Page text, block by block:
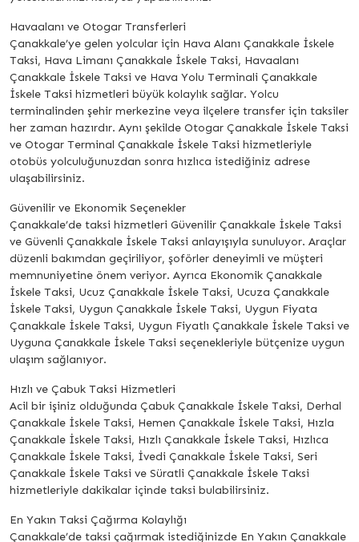
Havaalanı ve Otogar Transferleri
Çanakkale’ye gelen yolcular için Hava Alanı Çanakkale İskele
Taksi, Hava Limanı Çanakkale İskele Taksi, Havaalanı
Çanakkale İskele Taksi ve Hava Yolu Terminali Çanakkale
İskele Taksi hizmetleri büyük kolaylık sağlar. Yolcu
terminalinden şehir merkezine veya ilçelere transfer için taksiler
her zaman hazırdır. Aynı şekilde Otogar Çanakkale İskele Taksi
ve Otogar Terminal Çanakkale İskele Taksi hizmetleriyle
otobüs yolculuğunuzdan sonra hızlıca istediğiniz adrese
ulaşabilirsiniz.
Güvenilir ve Ekonomik Seçenekler
Çanakkale’de taksi hizmetleri Güvenilir Çanakkale İskele Taksi
ve Güvenli Çanakkale İskele Taksi anlayışıyla sunuluyor. Araçlar
düzenli bakımdan geçiriliyor, şoförler deneyimli ve müşteri
memnuniyetine önem veriyor. Ayrıca Ekonomik Çanakkale
İskele Taksi, Ucuz Çanakkale İskele Taksi, Ucuza Çanakkale
İskele Taksi, Uygun Çanakkale İskele Taksi, Uygun Fiyata
Çanakkale İskele Taksi, Uygun Fiyatlı Çanakkale İskele Taksi ve
Uyguna Çanakkale İskele Taksi seçenekleriyle bütçenize uygun
ulaşım sağlanıyor.
Hızlı ve Çabuk Taksi Hizmetleri
Acil bir işiniz olduğunda Çabuk Çanakkale İskele Taksi, Derhal
Çanakkale İskele Taksi, Hemen Çanakkale İskele Taksi, Hızla
Çanakkale İskele Taksi, Hızlı Çanakkale İskele Taksi, Hızlıca
Çanakkale İskele Taksi, İvedi Çanakkale İskele Taksi, Seri
Çanakkale İskele Taksi ve Süratli Çanakkale İskele Taksi
hizmetleriyle dakikalar içinde taksi bulabilirsiniz.
En Yakın Taksi Çağırma Kolaylığı
Çanakkale’de taksi çağırmak istediğinizde En Yakın Çanakkale